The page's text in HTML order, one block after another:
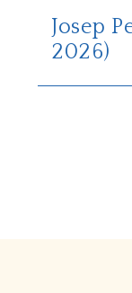
Josep
2026)